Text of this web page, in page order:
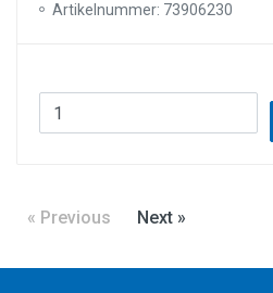
Artikelnummer: 73906230
« Previous Next »